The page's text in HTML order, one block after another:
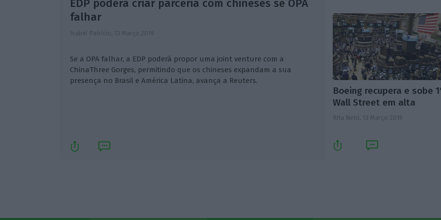
EDP poderá criar parceria com chineses se OPA
falhar
Isabel Patrício, 13 Março 2019
Se a OPA falhar, a EDP poderá propor uma joint venture com a
ChinaThree Gorges, permitindo que os chineses expandam a sua
presença no Brasil e América Latina, avança a Reuters.
Boeing recupera e sobe
Wall Street em alta
Rita Neto, 13 Março 2019